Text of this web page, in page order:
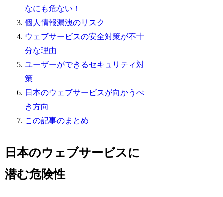
なにも危ない！
個人情報漏洩のリスク
ウェブサービスの安全対策が不十
分な理由
ユーザーができるセキュリティ対
策
日本のウェブサービスが向かうべ
き方向
この記事のまとめ
日本のウェブサービスに
潜む危険性